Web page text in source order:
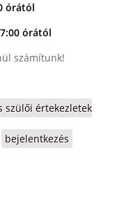
órától
órától
számítunk!
szülői értekezletek
bejelentkezés